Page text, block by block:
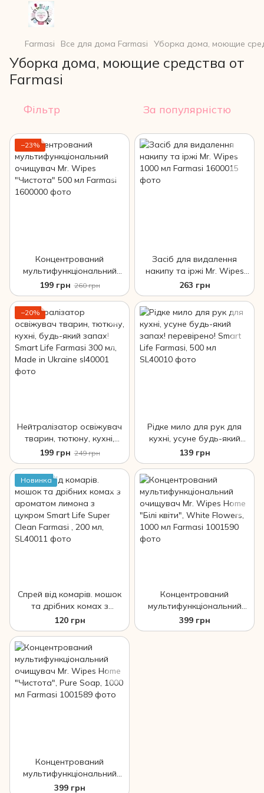
Farmasi Все для дома Farmasi Уборка дома, моющие
Уборка дома, моющие средства от
Farmasi
Фільтр За популярністю
−23%
Концентрований
мультифункціональний
очищувач Mr. Wipes
"Чистота" 500 мл Farmasi
199 грн 260 грн
Засіб для видалення
накипу та іржі Mr. Wipes
1000 мл Farmasi
263 грн
−20%
Нейтралізатор освіжувач
тварин, тютюну, кухні,
будь-який запах! Smart
Life Farmasi 300 мл, Made in
Ukraine
199 грн 249 грн
Рідке мило для рук для
кухні, усуне будь-який
запах! перевірено! Smart
Life Farmasi, 500 мл
139 грн
Новинка
Спрей від комарів. мошок
та дрібних комах з
ароматом лимона з
цукром Smart Life Super
120 грн
Концентрований
мультифункціональний
очищувач Mr. Wipes Home
"Білі квіти", White Flowers,
399 грн
Концентрований
мультифункціональний
очищувач Mr. Wipes Home
399 грн